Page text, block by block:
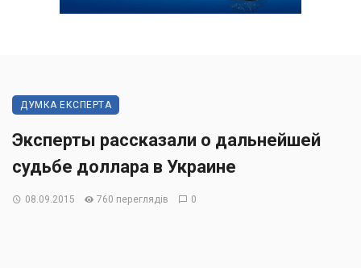
ДУМКА ЕКСПЕРТА
Эксперты рассказали о дальнейшей
судьбе доллара в Украине
08.09.2015 760 переглядів 0